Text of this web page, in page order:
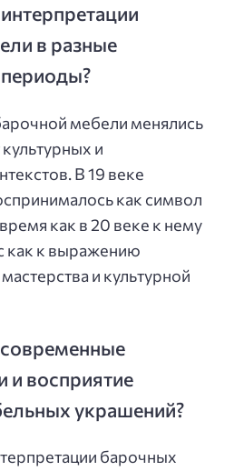
в разные
мебели менялись
и
В 19 веке
как символ
как в 20 веке к нему
как к выражению
и культурной
и восприятие
украшений?
барочных